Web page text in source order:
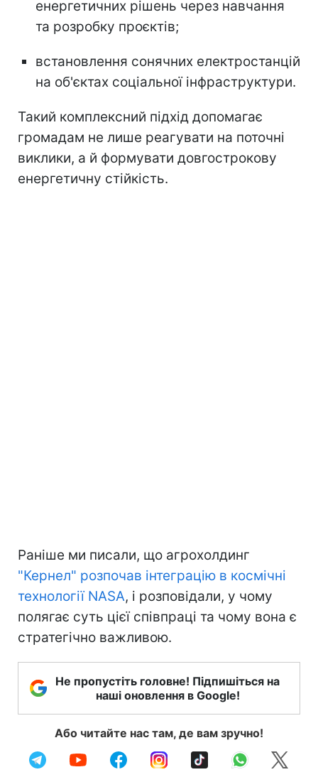
енергетичних рішень через навчання
та розробку проєктів;
встановлення сонячних електростанцій
на об'єктах соціальної інфраструктури.
Такий комплексний підхід допомагає
громадам не лише реагувати на поточні
виклики, а й формувати довгострокову
енергетичну стійкість.
Раніше ми писали, що агрохолдинг
"Кернел" розпочав інтеграцію в космічні
технології NASA, і розповідали, у чому
полягає суть цієї співпраці та чому вона є
стратегічно важливою.
Не пропустіть головне! Підпишіться на
наші оновлення в Google!
Або читайте нас там, де вам зручно!